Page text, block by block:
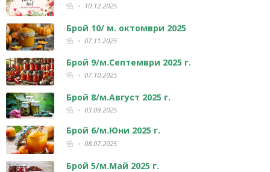
10.12.2025
Брой 10/ м. октомври 2025
07.11.2025
Брой 9/м.Септември 2025 г.
07.10.2025
Брой 8/м.Август 2025 г.
03.09.2025
Брой 6/м.Юни 2025 г.
08.07.2025
Брой 5/м.Май 2025 г.